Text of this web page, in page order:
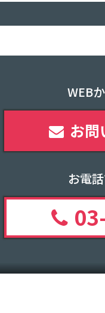
WEB
お問
お電